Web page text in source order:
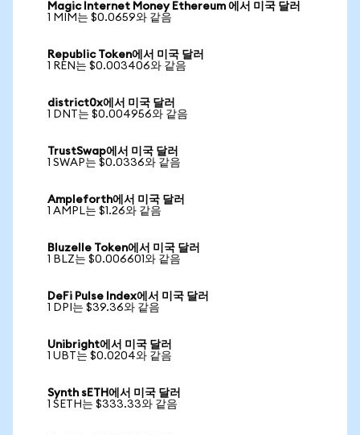
Magic Internet Money Ethereum 에서 미국 달러
1 MIM는 $0.0659와 같음
Republic Token에서 미국 달러
1 REN는 $0.003406와 같음
district0x에서 미국 달러
1 DNT는 $0.004956와 같음
TrustSwap에서 미국 달러
1 SWAP는 $0.0336와 같음
Ampleforth에서 미국 달러
1 AMPL는 $1.26와 같음
Bluzelle Token에서 미국 달러
1 BLZ는 $0.006601와 같음
DeFi Pulse Index에서 미국 달러
1 DPI는 $39.36와 같음
Unibright에서 미국 달러
1 UBT는 $0.0204와 같음
Synth sETH에서 미국 달러
1 SETH는 $333.33와 같음